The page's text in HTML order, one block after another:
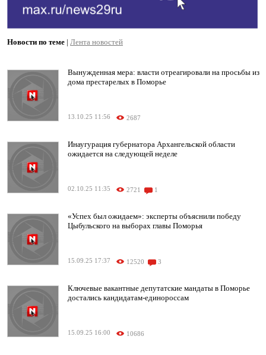
Новости по теме | Лента новостей
Вынужденная мера: власти отреагировали на просьбы из
дома престарелых в Поморье
13.10.25 11:56 2687
Инаугурация губернатора Архангельской области
ожидается на следующей неделе
02.10.25 11:35 2721 1
«Успех был ожидаем»: эксперты объяснили победу
Цыбульского на выборах главы Поморья
15.09.25 17:37 12520 3
Ключевые вакантные депутатские мандаты в Поморье
достались кандидатам-единороссам
15.09.25 16:00 10686